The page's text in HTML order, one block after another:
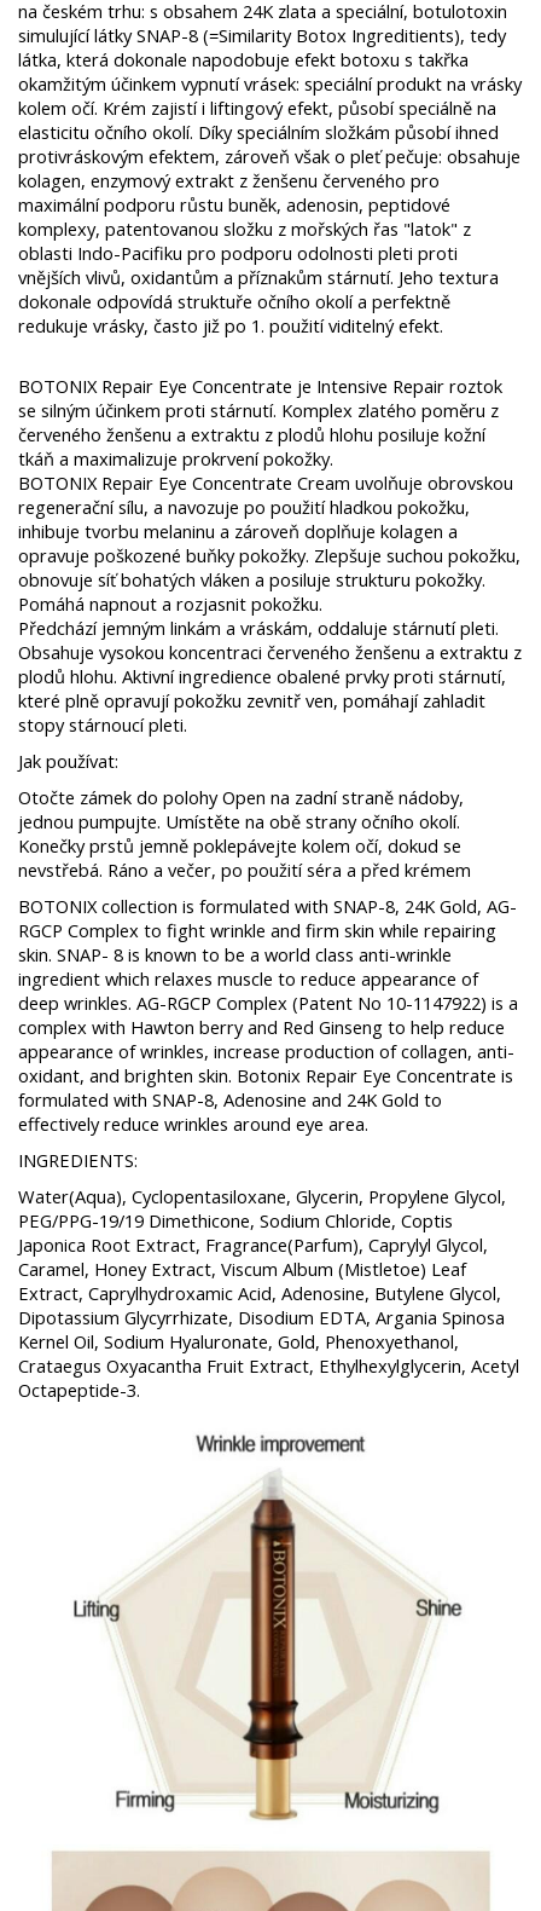
na českém trhu: s obsahem 24K zlata a speciální, botulotoxin
simulující látky SNAP-8 (=Similarity Botox Ingreditients), tedy
látka, která dokonale napodobuje efekt botoxu s takřka
okamžitým účinkem vypnutí vrásek: speciální produkt na vrásky
kolem očí. Krém zajistí i liftingový efekt, působí speciálně na
elasticitu očního okolí. Díky speciálním složkám působí ihned
protivráskovým efektem, zároveň však o pleť pečuje: obsahuje
kolagen, enzymový extrakt z ženšenu červeného pro
maximální podporu růstu buněk, adenosin, peptidové
komplexy, patentovanou složku z mořských řas "latok" z
oblasti Indo-Pacifiku pro podporu odolnosti pleti proti
vnějších vlivů, oxidantům a příznakům stárnutí. Jeho textura
dokonale odpovídá struktuře očního okolí a perfektně
redukuje vrásky, často již po 1. použití viditelný efekt.
BOTONIX Repair Eye Concentrate je Intensive Repair roztok
se silným účinkem proti stárnutí. Komplex zlatého poměru z
červeného ženšenu a extraktu z plodů hlohu posiluje kožní
tkáň a maximalizuje prokrvení pokožky.
BOTONIX Repair Eye Concentrate Cream uvolňuje obrovskou
regenerační sílu, a navozuje po použití hladkou pokožku,
inhibuje tvorbu melaninu a zároveň doplňuje kolagen a
opravuje poškozené buňky pokožky. Zlepšuje suchou pokožku,
obnovuje síť bohatých vláken a posiluje strukturu pokožky.
Pomáhá napnout a rozjasnit pokožku.
Předchází jemným linkám a vráskám, oddaluje stárnutí pleti.
Obsahuje vysokou koncentraci červeného ženšenu a extraktu z
plodů hlohu. Aktivní ingredience obalené prvky proti stárnutí,
které plně opravují pokožku zevnitř ven, pomáhají zahladit
stopy stárnoucí pleti.
Jak používat:
Otočte zámek do polohy Open na zadní straně nádoby,
jednou pumpujte. Umístěte na obě strany očního okolí.
Konečky prstů jemně poklepávejte kolem očí, dokud se
nevstřebá. Ráno a večer, po použití séra a před krémem
BOTONIX collection is formulated with SNAP-8, 24K Gold, AG-
RGCP Complex to fight wrinkle and firm skin while repairing
skin. SNAP- 8 is known to be a world class anti-wrinkle
ingredient which relaxes muscle to reduce appearance of
deep wrinkles. AG-RGCP Complex (Patent No 10-1147922) is a
complex with Hawton berry and Red Ginseng to help reduce
appearance of wrinkles, increase production of collagen, anti-
oxidant, and brighten skin. Botonix Repair Eye Concentrate is
formulated with SNAP-8, Adenosine and 24K Gold to
effectively reduce wrinkles around eye area.
INGREDIENTS:
Water(Aqua), Cyclopentasiloxane, Glycerin, Propylene Glycol,
PEG/PPG-19/19 Dimethicone, Sodium Chloride, Coptis
Japonica Root Extract, Fragrance(Parfum), Caprylyl Glycol,
Caramel, Honey Extract, Viscum Album (Mistletoe) Leaf
Extract, Caprylhydroxamic Acid, Adenosine, Butylene Glycol,
Dipotassium Glycyrrhizate, Disodium EDTA, Argania Spinosa
Kernel Oil, Sodium Hyaluronate, Gold, Phenoxyethanol,
Crataegus Oxyacantha Fruit Extract, Ethylhexylglycerin, Acetyl
Octapeptide-3.